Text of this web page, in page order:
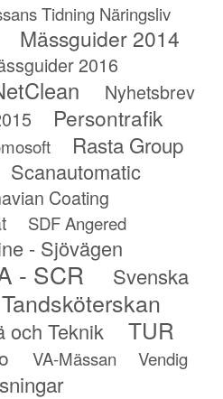
Tidning Näringsliv
Mässguider 2014
2016
Nyhetsbrev
Persontrafik
Rasta Group
Scanautomatic
Coating
SDF Angered
- Sjövägen
- SCR
Svenska
Tandsköterskan
och Teknik TUR
VA-Mässan
Vendig